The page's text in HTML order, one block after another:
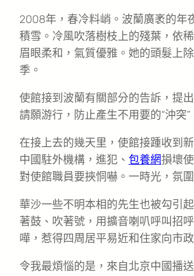
2008年，春冷料峭。波蘭廣袤的年
積雪。冷風吹落樹枝上的殘葉，依
眉眼柔和，氣質優雅。她的頭髮上
季。
使館接到波蘭有關部分的告訴，提
請願游行，防止產生不用要的“沖突”
在接上去的幾天里，使館接踵收到
中國駐外機構，進犯、 包養網損壞
對使館職員要挾恫嚇。一時光，氛
華沙一些不明本相的先生也被勾引
著鼓、吹著號，用擴音喇叭呼叫招
嘩，惹得四周居平易近和住家向市
令我最煩惱的是，來自北京中國播